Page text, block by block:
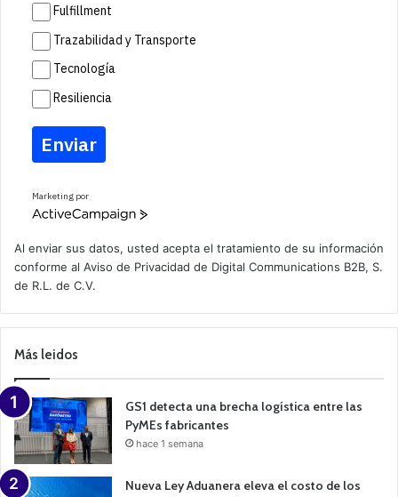
Fulfillment
Trazabilidad y Transporte
Tecnología
Resiliencia
Enviar
Marketing por
A
v
e
a
m
a
n
Al enviar sus datos, usted acepta el tratamiento de su información
conforme al Aviso de Privacidad de Digital Communications B2B, S.
de R.L. de C.V.
Más leidos
GS1 detecta una brecha logística entre las
PyMEs fabricantes
hace 1 semana
Nueva Ley Aduanera eleva el costo de los